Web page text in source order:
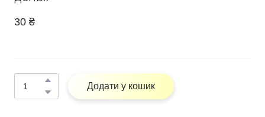
30 ₴
Додати у кошик